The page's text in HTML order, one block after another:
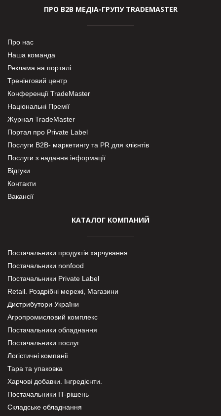
ПРО В2В МЕДІА-ГРУПУ TRADEMASTER
Про нас
Наша команда
Реклама на порталі
Тренінговий центр
Конференції TradeMaster
Національні Премії
Журнал TradeMaster
Портал про Private Label
Послуги В2В- маркетингу та PR для клієнтів
Послуги з надання інформації
Відгуки
Контакти
Вакансії
КАТАЛОГ КОМПАНИЙ
Постачальники продуктів харчування
Постачальники nonfood
Постачальники Private Label
Retail. Роздрібні мережі, Магазини
Дистрибутори України
Агропромисловий комплекс
Постачальники обладнання
Постачальники послуг
Логістичні компанії
Тара та упаковка
Харчові добавки. Інгредієнти.
Постачальники IT-рішень
Складське обладнання